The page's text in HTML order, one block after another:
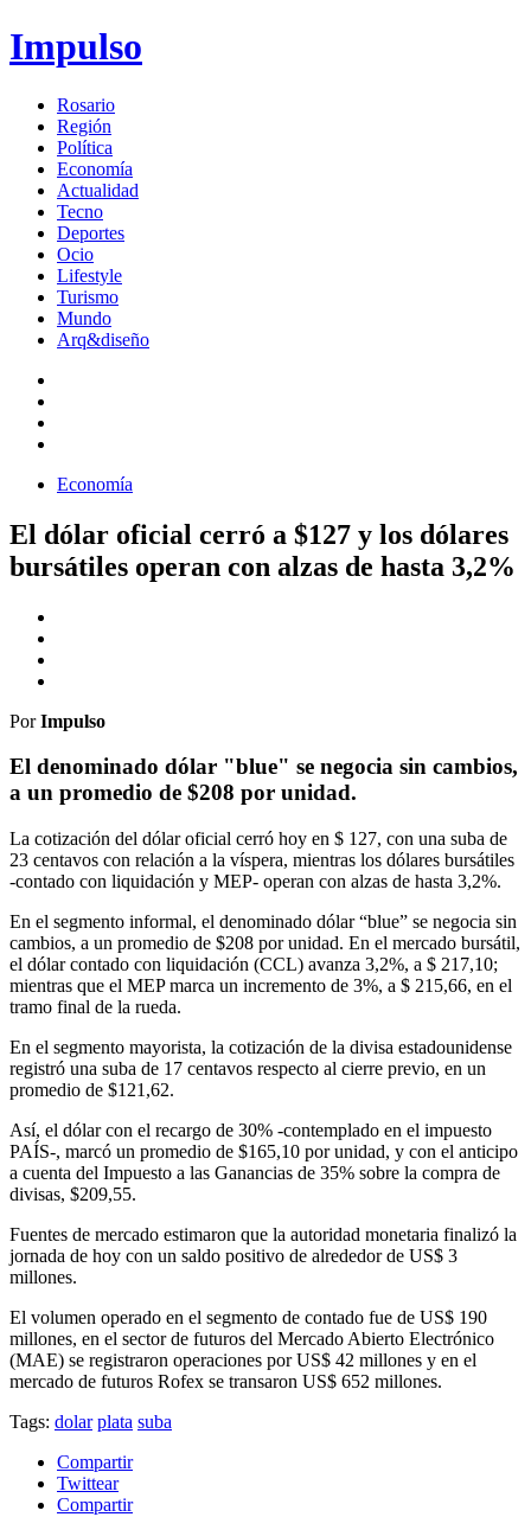
Impulso
Rosario
Región
Política
Economía
Actualidad
Tecno
Deportes
Ocio
Lifestyle
Turismo
Mundo
Arq&diseño
Economía
El dólar oficial cerró a $127 y los dólares
bursátiles operan con alzas de hasta 3,2%
PorImpulso
El denominado dólar "blue" se negocia sin cambios,
a un promedio de $208 por unidad.
La cotización del dólar oficial cerró hoy en $ 127, con una suba de
23 centavos con relación a la víspera, mientras los dólares bursátiles
-contado con liquidación y MEP- operan con alzas de hasta 3,2%.
En el segmento informal, el denominado dólar “blue” se negocia sin
cambios, a un promedio de $208 por unidad. En el mercado bursátil,
el dólar contado con liquidación (CCL) avanza 3,2%, a $ 217,10;
mientras que el MEP marca un incremento de 3%, a $ 215,66, en el
tramo final de la rueda.
En el segmento mayorista, la cotización de la divisa estadounidense
registró una suba de 17 centavos respecto al cierre previo, en un
promedio de $121,62.
Así, el dólar con el recargo de 30% -contemplado en el impuesto
PAÍS-, marcó un promedio de $165,10 por unidad, y con el anticipo
a cuenta del Impuesto a las Ganancias de 35% sobre la compra de
divisas, $209,55.
Fuentes de mercado estimaron que la autoridad monetaria finalizó la
jornada de hoy con un saldo positivo de alrededor de US$ 3
millones.
El volumen operado en el segmento de contado fue de US$ 190
millones, en el sector de futuros del Mercado Abierto Electrónico
(MAE) se registraron operaciones por US$ 42 millones y en el
mercado de futuros Rofex se transaron US$ 652 millones.
Tags: dolar plata suba
Compartir
Twittear
Compartir